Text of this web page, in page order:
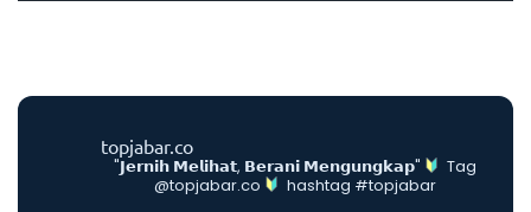
topjabar.co
"𝗝𝗲𝗿𝗻𝗶𝗵 𝗠𝗲𝗹𝗶𝗵𝗮𝘁, 𝗕𝗲𝗿𝗮𝗻𝗶 𝗠𝗲𝗻𝗴𝘂𝗻𝗴𝗸𝗮𝗽"
Tag
@topjabar.co
hashtag #topjabar